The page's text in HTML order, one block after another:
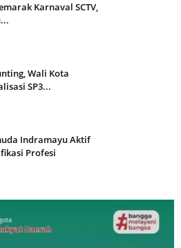
Karnaval SCTV,
Wali Kota
SP3...
Indramayu Aktif
Profesi